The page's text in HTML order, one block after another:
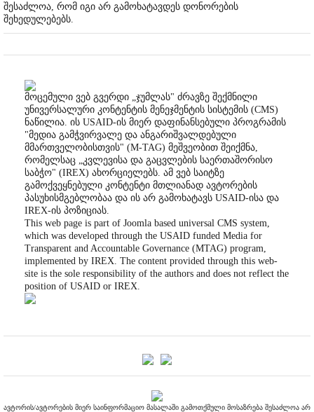
შესაძლოა, რომ იგი არ გამოხატავდეს დონორების
შეხედულებებს.
მოცემული ვებ გვერდი „ჯუმლას" ძრავზე შექმნილი
უნივერსალური კონტენტის მენეჯმენტის სისტემის (CMS)
ნაწილია. ის USAID-ის მიერ დაფინანსებული პროგრამის
"მედია გამჭვირვალე და ანგარიშვალდებული
მმართველობისთვის" (M-TAG) მეშვეობით შეიქმნა,
რომელსაც „კვლევისა და გაცვლების საერთაშორისო
საბჭო" (IREX) ახორციელებს. ამ ვებ საიტზე
გამოქვეყნებული კონტენტი მთლიანად ავტორების
პასუხისმგებლობაა და ის არ გამოხატავს USAID-ისა და
IREX-ის პოზიციას.
This web page is part of Joomla based universal CMS system,
which was developed through the USAID funded Media for
Transparent and Accountable Governance (MTAG) program,
implemented by IREX. The content provided through this web-
site is the sole responsibility of the authors and does not reflect the
position of USAID or IREX.
ავტორის/ავტორების მიერ საინფორმაციო მასალაში გამოთქმული მოსაზრება შესაძლოა არ